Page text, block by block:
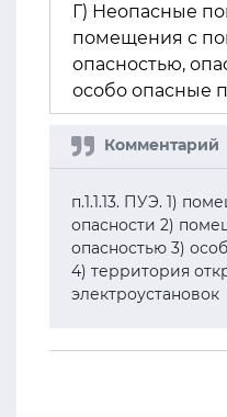
Г) Неопасные
помещения с
опасностью,
особо опасные
п.1.1.13. ПУЭ. 1)
опасности 2)
опасностью 3)
4) территория
электроустановок